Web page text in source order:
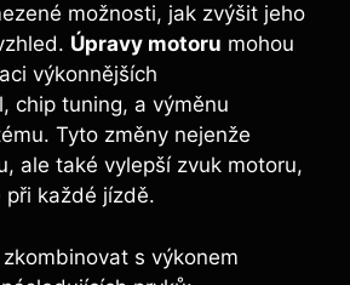
možnosti, jak zvýšit jeho
Úpravy motoru mohou
výkonnějších
chip tuning, a výměnu
Tyto změny nejenže
ale také vylepší zvuk motoru,
každé jízdě.
s výkonem